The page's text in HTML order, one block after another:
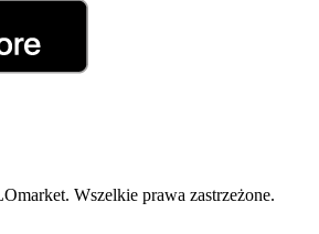
Wszelkie prawa zastrzeżone.